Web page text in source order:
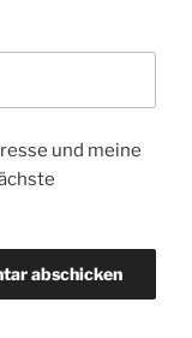
und meine